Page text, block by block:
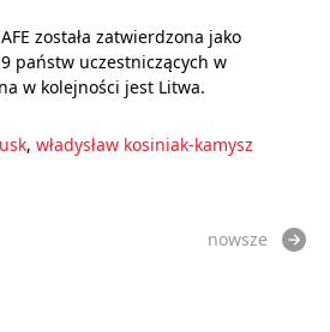
została zatwierdzona jako
państw uczestniczących w
w kolejności jest Litwa.
, władysław kosiniak-kamysz
nowsze